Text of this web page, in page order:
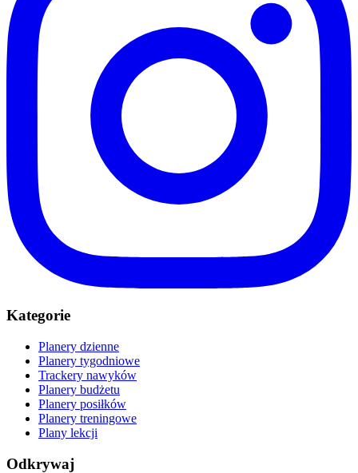
Kategorie
Planery dzienne
Planery tygodniowe
Trackery nawyków
Planery budżetu
Planery posiłków
Planery treningowe
Plany lekcji
Odkrywaj